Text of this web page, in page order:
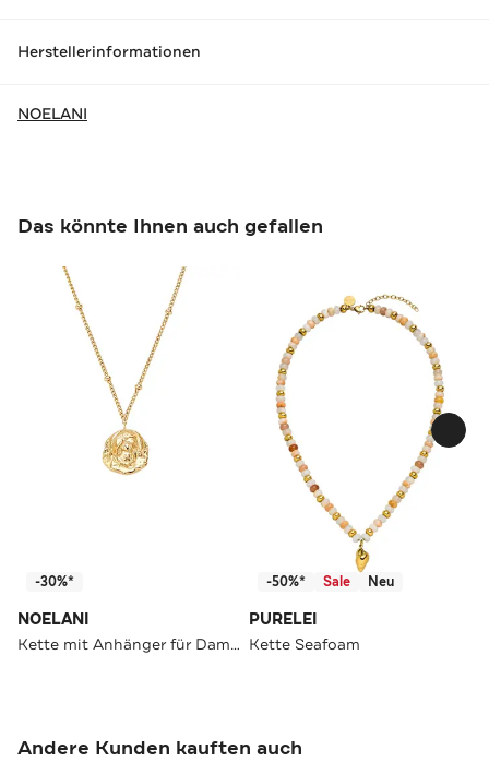
Herstellerinformationen
NOELANI
Das könnte Ihnen auch gefallen
-30%*
NOELANI
Kette mit Anhänger für Damen, 925 Sterling Silber | Heilige Maria
-50%* Sale Neu
PURELEI
Kette Seafoam
Andere Kunden kauften auch